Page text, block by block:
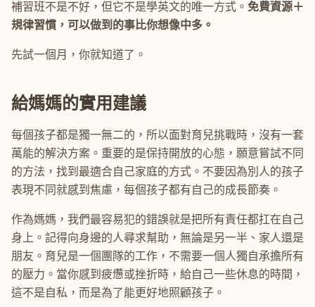
補習班不是不好，但它不是學英文的唯一方式。 免費資源＋
規律習慣，可以做到的事比你想像中多。
先試一個月，你就知道了。
給媽媽的實用建議
每個孩子都是獨一無二的，所以面對育兒挑戰時，沒有一套
萬能的解決方案。重要的是保持開放的心態，願意嘗試不同
的方法，找到最適合自己家庭的方式。不要因為別人的孩子
表現不同就感到焦慮，每個孩子都有自己的成長節奏。
作為媽媽，我們最容易犯的錯誤就是把所有責任都扛在自己
身上。記得向身邊的人尋求幫助，無論是另一半、家人還是
朋友。育兒是一個團隊的工作，不需要一個人獨自承擔所有
的壓力。當你感到疲憊或挫折時，給自己一些休息的時間，
這不是自私，而是為了能更好地照顧孩子。